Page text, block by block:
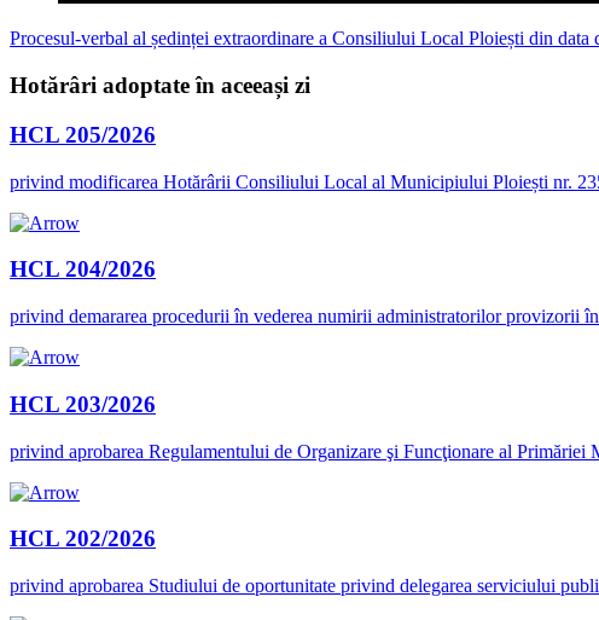
Procesul-verbal al ședinței extraordinare a Consiliului Local Ploiești din data
Hotărâri adoptate în aceeași zi
HCL 205/2026
privind modificarea Hotărârii Consiliului Local al Municipiului Ploiești nr.
HCL 204/2026
privind demararea procedurii în vederea numirii administratorilor provizorii
HCL 203/2026
privind aprobarea Regulamentului de Organizare şi Funcţionare al Primăriei
HCL 202/2026
privind aprobarea Studiului de oportunitate privind delegarea serviciului